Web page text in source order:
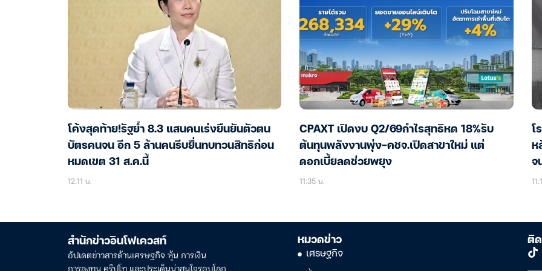
โค้งสุดท้าย!รัฐย้ำ 8.3 แสนคนเร่งยืนยันตัวตน
บัตรคนจน อีก 5 ล้านคนรีบยื่นทบทวนสิทธิก่อน
หมดเขต 31 ส.ค.นี้
12:11 น.
CPAXT เปิดงบ Q2/69กำไรสุทธิหด 18%รับ
ต้นทุนพลังงานพุ่ง-คชจ.เปิดสาขาใหม่ แต่
ดอกเบี้ยลดช่วยพยุง
11:35 น.
โ
ห
จ
สำนักข่าวอินโฟเควสท์
อัปเดตข่าวสารด้านเศรษฐกิจ หุ้น การเงิน
หมวดข่าว
เศรษฐกิจ
ติด